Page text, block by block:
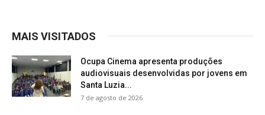
MAIS VISITADOS
Ocupa Cinema apresenta produções
audiovisuais desenvolvidas por jovens em
Santa Luzia...
7 de agosto de 2026